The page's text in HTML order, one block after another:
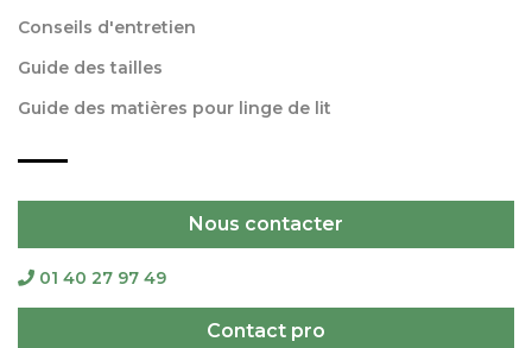
Conseils d'entretien
Guide des tailles
Guide des matières pour linge de lit
Nous contacter
01 40 27 97 49
Contact pro